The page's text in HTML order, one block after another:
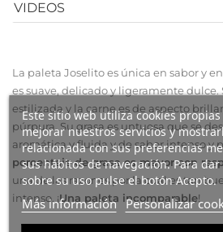
Este sitio web utiliza cookies
mejorar nuestros servicios y
relacionada con sus preferencias
sus hábitos de navegación. Para
sobre su uso pulse el botón Acepto.
Más información Personalizar
VIDEOS
La paleta Joselito es única en sabor y
es suave, delicado y ligeramente dulce.
estilizada y la carne es de aspecto
púrpura. Su grasa es untuosa que se
aromática y fluida y de sabor intenso y
porcentaje de grasa es mayor con
una de las razones por la cual es tan
intenso. ¡Una paleta incomparable!